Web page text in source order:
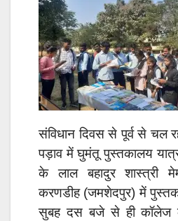
संविधान दिवस से पूर्व से चल
पड़ाव में घुमंतू पुस्तकालय
के लाल बहादुर शास्त्री
करणडीह (जमशेदपुर) में
सुबह दस बजे से ही कॉलेज